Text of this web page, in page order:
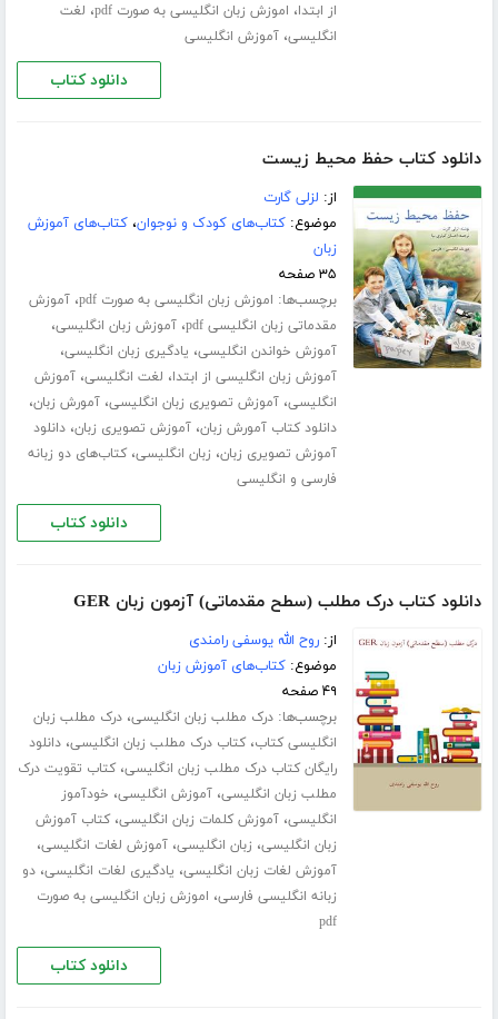
از ابتدا، اموزش زبان انگلیسی به صورت pdf ، لغت
انگلیسی،آموزش انگلیسی
دانلود کتاب
دانلود کتاب حفظ محیط زیست
از: لزلی گارت
موضوع:کتاب‌های کودک و نوجوان،کتاب‌های آموزش
زبان
۳۵ صفحه
برچسب‌ها: اموزش زبان انگلیسی به صورت pdf ،آموزش
مقدماتی زبان انگلیسی pdf
،آموزش زبان انگلیسی،
آموزش خواندن انگلیسی، یادگیری زبان انگلیسی،
آموزش زبان انگلیسی از ابتدا، لغت انگلیسی،آموزش
انگلیسی،آموزش تصویری زبان انگلیسی،آمورش زبان،
دانلود کتاب آمورش زبان،آموزش تصویری زبان،دانلود
آموزش تصویری زبان، زبان انگلیسی،کتاب‌های دو زبانه
فارسی و انگلیسی
دانلود کتاب
دانلود کتاب درک مطلب (سطح مقدماتی) آزمون زبان GER
از:روح الله یوسفی رامندی
موضوع:کتاب‌های آموزش زبان
۴۹ صفحه
برچسب‌ها:درک مطلب زبان انگلیسی،درک مطلب زبان
انگلیسی کتاب،کتاب درک مطلب زبان انگلیسی،دانلود
رایگان کتاب درک مطلب زبان انگلیسی،کتاب تقویت درک
مطلب زبان انگلیسی،آموزش انگلیسی، خودآموز
انگلیسی،آموزش کلمات زبان انگلیسی،کتاب آموزش
زبان انگلیسی، زبان انگلیسی،آموزش لغات انگلیسی،
آموزش لغات زبان انگلیسی، یادگیری لغات انگلیسی،دو
زبانه انگلیسی فارسی، اموزش زبان انگلیسی به صورت
pdf
دانلود کتاب